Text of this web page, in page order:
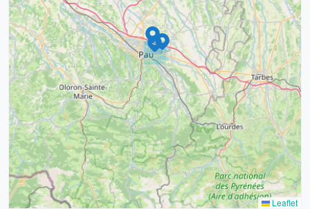
2
3
12
4
7
16
9
Leaflet